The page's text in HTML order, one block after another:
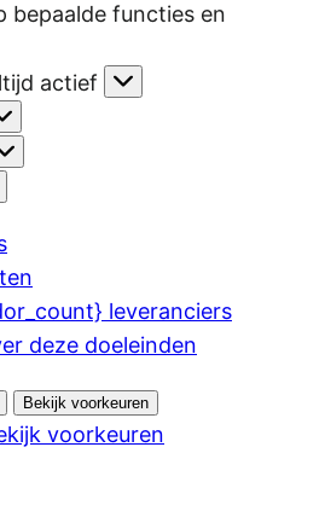
bepaalde functies en
actief
leveranciers
deze doeleinden
Bekijk voorkeuren
voorkeuren